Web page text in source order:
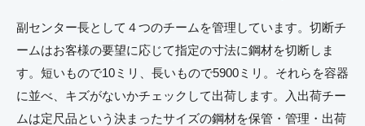
副センター長として４つのチームを管理しています。切断チ
ームはお客様の要望に応じて指定の寸法に鋼材を切断しま
す。短いもので10ミリ、長いもので5900ミリ。それらを容器
に並べ、キズがないかチェックして出荷します。入出荷チー
ムは定尺品という決まったサイズの鋼材を保管・管理・出荷